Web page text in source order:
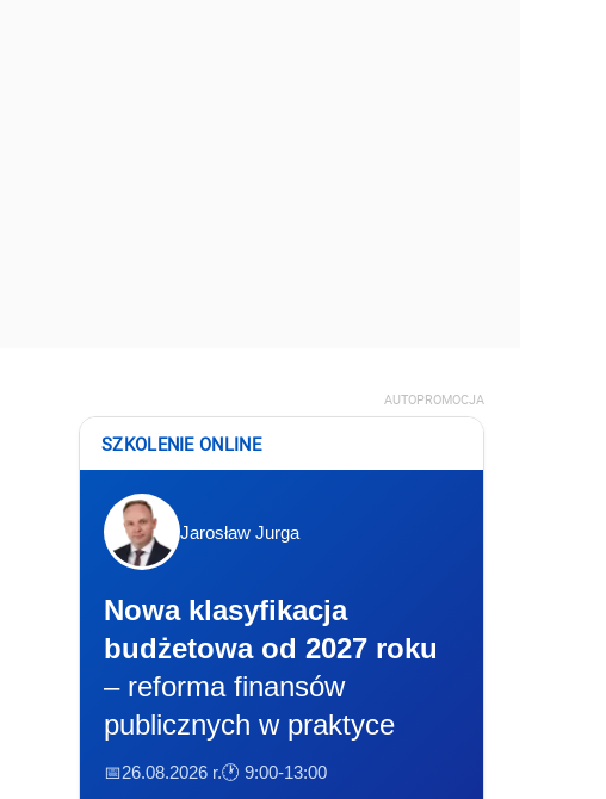
AUTOPROMOCJA
SZKOLENIE ONLINE
Jarosław Jurga
Nowa klasyfikacja
budżetowa od 2027 roku
– reforma finansów
publicznych w praktyce
📅26.08.2026 r.🕐 9:00-13:00